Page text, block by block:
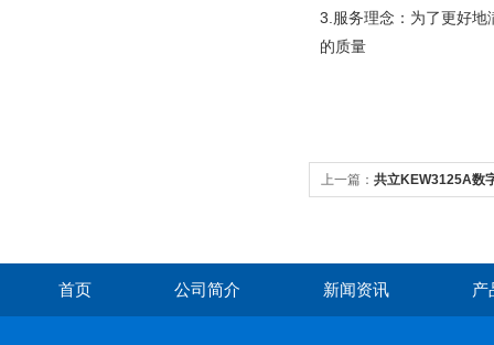
3.服务理念：为了更好地
的质量
上一篇： 共立KEW3125A数
首页 公司简介 新闻资讯 产